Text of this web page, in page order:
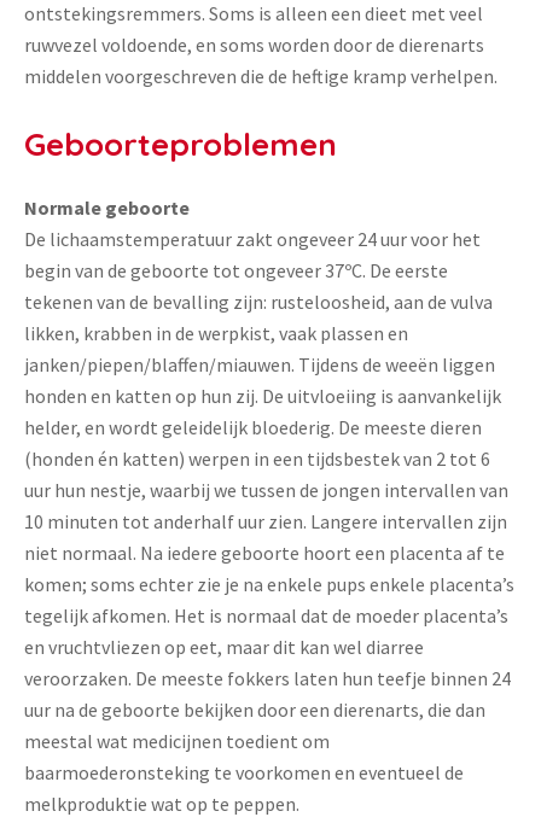
ontstekingsremmers. Soms is alleen een dieet met veel
ruwvezel voldoende, en soms worden door de dierenarts
middelen voorgeschreven die de heftige kramp verhelpen.
Geboorteproblemen
Normale geboorte
De lichaamstemperatuur zakt ongeveer 24 uur voor het
begin van de geboorte tot ongeveer 37ºC. De eerste
tekenen van de bevalling zijn: rusteloosheid, aan de vulva
likken, krabben in de werpkist, vaak plassen en
janken/piepen/blaffen/miauwen. Tijdens de weeën liggen
honden en katten op hun zij. De uitvloeiing is aanvankelijk
helder, en wordt geleidelijk bloederig. De meeste dieren
(honden én katten) werpen in een tijdsbestek van 2 tot 6
uur hun nestje, waarbij we tussen de jongen intervallen van
10 minuten tot anderhalf uur zien. Langere intervallen zijn
niet normaal. Na iedere geboorte hoort een placenta af te
komen; soms echter zie je na enkele pups enkele placenta’s
tegelijk afkomen. Het is normaal dat de moeder placenta’s
en vruchtvliezen op eet, maar dit kan wel diarree
veroorzaken. De meeste fokkers laten hun teefje binnen 24
uur na de geboorte bekijken door een dierenarts, die dan
meestal wat medicijnen toedient om
baarmoederonsteking te voorkomen en eventueel de
melkproduktie wat op te peppen.